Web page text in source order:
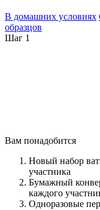
В домашних условиях
образцов
Шаг 1
Вам понадобится
Новый набор
участника
Бумажный
каждого
Одноразовые